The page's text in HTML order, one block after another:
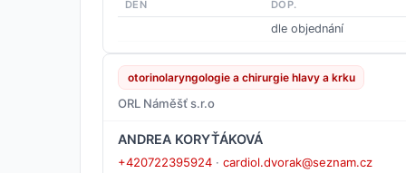
DEN DOP.
dle objednání
otorinolaryngologie a chirurgie hlavy a krku
ORL Náměšť s.r.o
ANDREA KORYŤÁKOVÁ
+420722395924 · cardiol.dvorak@seznam.cz